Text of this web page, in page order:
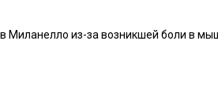
из-за возникшей боли в